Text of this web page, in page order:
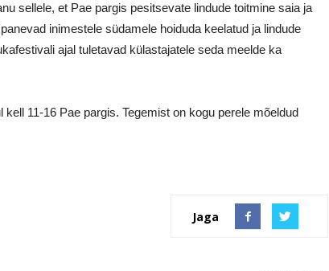
sellele, et Pae pargis pesitsevate lindude toitmine saia ja
inimestele südamele hoiduda keelatud ja lindude
ajal tuletavad külastajatele seda meelde ka
11-16 Pae pargis. Tegemist on kogu perele mõeldud
Jaga